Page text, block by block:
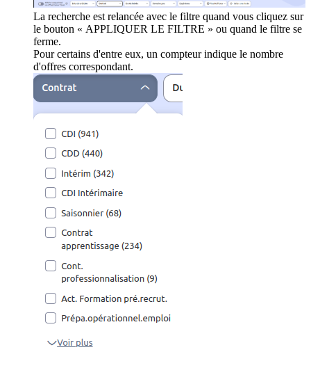
La recherche est relancée avec le filtre quand vous cliquez sur
le bouton « APPLIQUER LE FILTRE » ou quand le filtre se
ferme.
Pour certains d'entre eux, un compteur indique le nombre
d'offres correspondant.